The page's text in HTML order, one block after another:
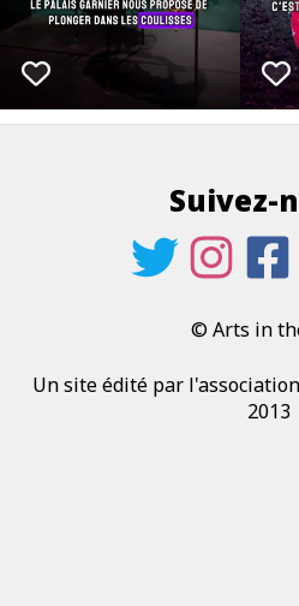
Suivez-
© Arts in
Un site édité par l'association
2013